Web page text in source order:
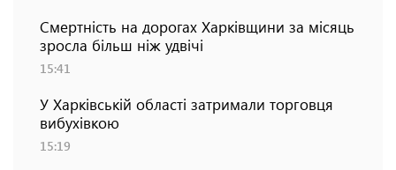
Смертність на дорогах Харківщини за місяць
зросла більш ніж удвічі
15:41
У Харківській області затримали торговця
вибухівкою
15:19